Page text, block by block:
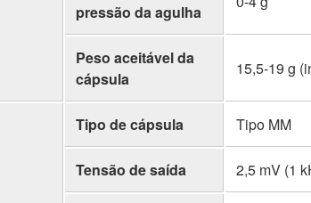
pressão da agulha
Peso aceitável da
cápsula
15,5-19 g
Tipo de cápsula Tipo MM
Tensão de saída 2,5 mV (1